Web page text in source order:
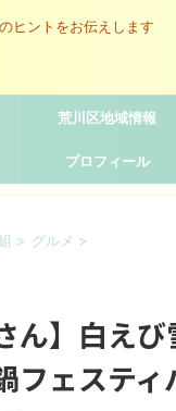
ヒントをお伝えします
荒川区地域情報
プロフィール
> グルメ >
ん】白え
フェステ